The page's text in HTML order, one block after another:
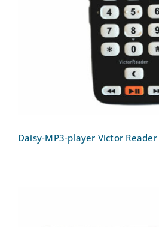
Daisy-MP3-player Victor
3
Daisy-MP3-player Victor